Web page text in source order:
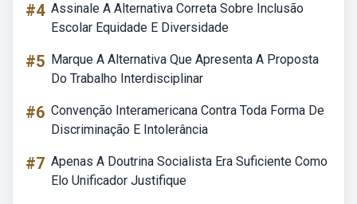
#4 Assinale A Alternativa Correta Sobre Inclusão
Escolar Equidade E Diversidade
#5 Marque A Alternativa Que Apresenta A Proposta
Do Trabalho Interdisciplinar
#6 Convenção Interamericana Contra Toda Forma De
Discriminação E Intolerância
#7 Apenas A Doutrina Socialista Era Suficiente Como
Elo Unificador Justifique